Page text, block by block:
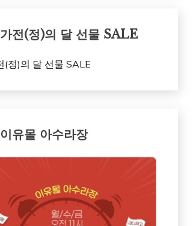
가전(정)의 달 선물 SALE
이유몰 아수라장